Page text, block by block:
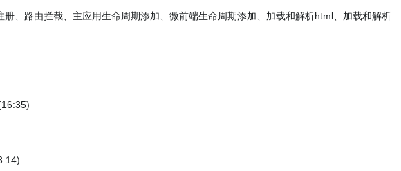
、路由拦截、主应用生命周期添加、微前端生命周期添加、加载和解析html、加载和解析